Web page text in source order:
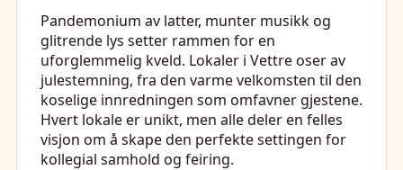
Pandemonium av latter, munter musikk og
glitrende lys setter rammen for en
uforglemmelig kveld. Lokaler i Vettre oser av
julestemning, fra den varme velkomsten til den
koselige innredningen som omfavner gjestene.
Hvert lokale er unikt, men alle deler en felles
visjon om å skape den perfekte settingen for
kollegial samhold og feiring.